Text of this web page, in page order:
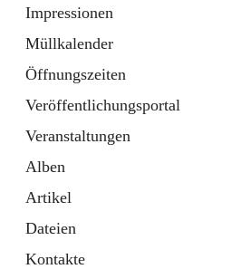
Impressionen
Müllkalender
Öffnungszeiten
Veröffentlichungsportal
Veranstaltungen
Alben
Artikel
Dateien
Kontakte
Bürgerservice
10 Schnellzugriffe